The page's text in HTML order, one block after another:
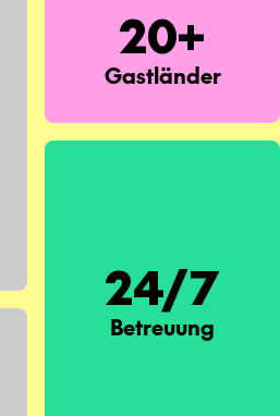
20+
Gastländer
24/7
Betreuung